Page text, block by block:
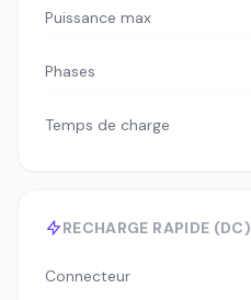
Puissance max
Phases
Temps de charge
RECHARGE RAPIDE (DC)
Connecteur